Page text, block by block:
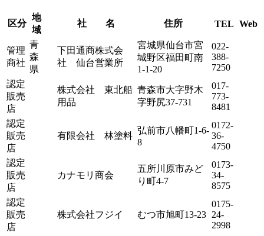
区分
地
域
社 名 住所 TEL Web
管理
商社
青
森
県
下田通商株式会
社 仙台営業所
宮城県仙台市宮
城野区福田町南
1-1-20
022-
388-
7250
認定
販売
店
株式会社 東北船
用品
青森市大字野木
字野尻37-731
017-
773-
8481
認定
販売
店
有限会社 林塗料
弘前市八幡町1-6-
8
0172-
36-
4750
認定
販売
店
カナモリ商会
五所川原市みど
り町4-7
0173-
34-
8575
認定
販売
店
株式会社フジイ むつ市旭町13-23
0175-
24-
2998